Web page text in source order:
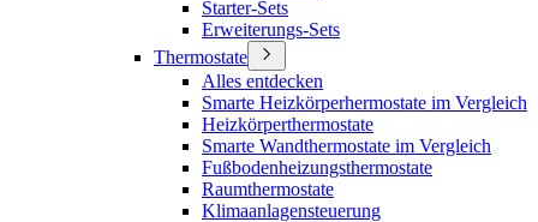
Starter-Sets
Erweiterungs-Sets
Thermostate
Alles entdecken
Smarte Heizkörperhermostate im Vergleich
Heizkörperthermostate
Smarte Wandthermostate im Vergleich
Fußbodenheizungsthermostate
Raumthermostate
Klimaanlagensteuerung